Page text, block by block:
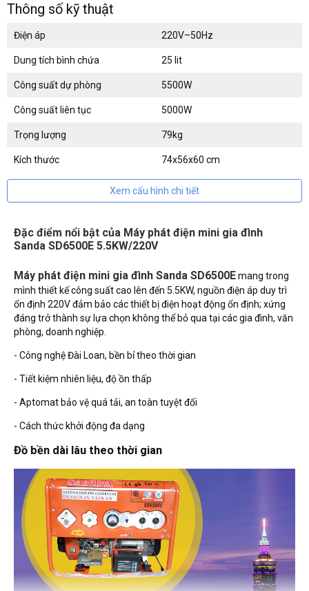
Thông số kỹ thuật
Điện áp 220V–50Hz
Dung tích bình chứa 25 lit
Công suất dự phòng 5500W
Công suất liên tục 5000W
Trọng lượng 79kg
Kích thước 74x56x60 cm
Xem cấu hình chi tiết
Đặc điểm nổi bật của Máy phát điện mini gia đình
Sanda SD6500E 5.5KW/220V
Máy phát điện mini gia đình Sanda SD6500Emang trong
mình thiết kế công suất cao lên đến 5.5KW, nguồn điện áp duy trì
ổn định 220V đảm bảo các thiết bị điện hoạt động ổn định; xứng
đáng trở thành sự lựa chọn không thể bỏ qua tại các gia đình, văn
phòng, doanh nghiệp.
- Công nghệ Đài Loan, bền bỉ theo thời gian
- Tiết kiệm nhiên liệu, độ ồn thấp
- Aptomat bảo vệ quá tải, an toàn tuyệt đối
- Cách thức khởi động đa dạng
Đồ bền dài lâu theo thời gian